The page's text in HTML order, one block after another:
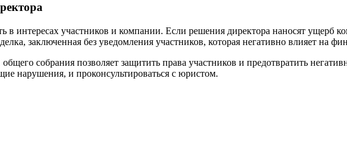
в интересах участников и компании. Если решения директора наносят ущерб
заключенная без уведомления участников, которая негативно влияет на
собрания позволяет защитить права участников и предотвратить
нарушения, и проконсультироваться с юристом.